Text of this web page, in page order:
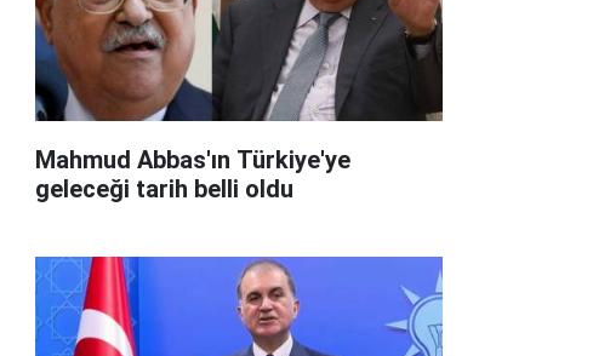
Mahmud Abbas'ın Türkiye'ye
geleceği tarih belli oldu